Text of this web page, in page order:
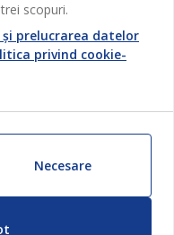
scopuri.
prelucrarea datelor
privind cookie-
Necesare